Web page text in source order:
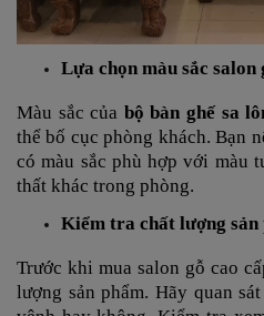
Lựa chọn màu sắc salon
Màu sắc của bộ bàn ghế sa
thể bố cục phòng khách. Bạn
có màu sắc phù hợp với màu
thất khác trong phòng.
Kiểm tra chất lượng sản
Trước khi mua salon gỗ cao
lượng sản phẩm. Hãy quan